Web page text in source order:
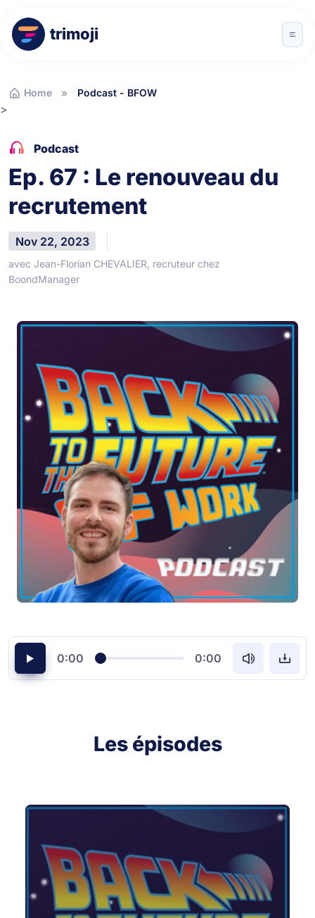
trimoji
Home Podcast - BFOW
>
Podcast
Ep. 67 : Le renouveau du
recrutement
Nov 22, 2023
avec Jean-Florian CHEVALIER, recruteur chez
BoondManager
0:00 0:00
Les épisodes